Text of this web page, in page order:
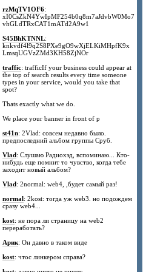
rzMqTV1OF6:
xI0CsZkN4YwIpMF254b0q8m7aJdvbW0Mo7
vhGLdTRxCAT1mATd2A9w1
S45BhKTNNL:
knkvdf4l9q2S8PXe9gO9wXjELKiMHpfK9x
LmsqUGVzZMd3KH58ZjNOr
traffic: trafficIf your business could appear at
the top of search results every time someone
types in your service, would you take that
spot?
Thats exactly what we do.
We place your banner in front of p
st41n: 2Vlad: совсем недавно было.
предпоследний альбом группы Сруб.
Vlad: Слушаю Радиохэд, вспоминаю... Кто-
нибудь еще помнит то чувство, когда тебе
заходит новый альбом?
Vlad: 2normal: web4, ,будет самый раз!
normal: 2kost: тогда уж web3. но подождем
сразу web4...
kost: не пора ли страницу на web2
переработать?
Арик: Он давно в таком виде
kost: чтос линкером справа?